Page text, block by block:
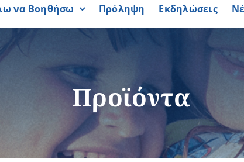
Παγκύπρια Συμμαχία
Παγκύπριο
Ομοσπονδία
Φλόγα Ελλάδος
να Βοηθήσω
ΓΙΝΟΜΑΙ
Περισσότερα
ΓΙΝΟΜΑΙ
Πρόληψη Εκδηλώσεις
Προϊόντα